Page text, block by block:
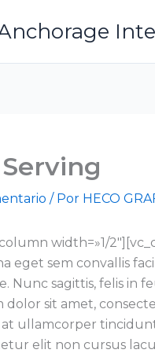
/ Por HECO
width=»1/
eget sem convallis
Nunc sagittis, felis in
dolor sit amet,
ullamcorper
elit non cursus